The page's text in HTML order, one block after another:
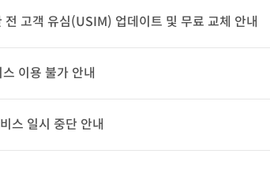
고객 유심(USIM) 업데이트 및 무료 교체 안내
이용 불가 안내
스 일시 중단 안내